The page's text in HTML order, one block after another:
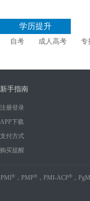
学历提升
自考 成人高考 专
新手指南
注册登录
APP下载
支付方式
购买提醒
PMI ®，PMP®，PMI-ACP®，